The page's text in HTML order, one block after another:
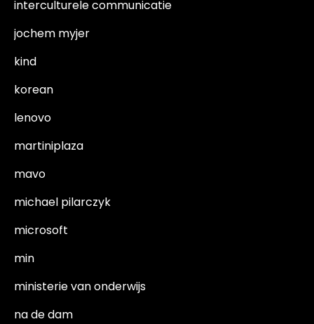
interculturele communicatie
jochem myjer
kind
korean
lenovo
martiniplaza
mavo
michael pilarczyk
microsoft
min
ministerie van onderwijs
na de dam